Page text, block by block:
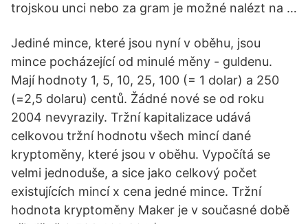
trojskou unci nebo za gram je možné nalézt na …
Jediné mince, které jsou nyní v oběhu, jsou
mince pocházející od minulé měny - guldenu.
Mají hodnoty 1, 5, 10, 25, 100 (= 1 dolar) a 250
(=2,5 dolaru) centů. Žádné nové se od roku
2004 nevyrazily. Tržní kapitalizace udává
celkovou tržní hodnotu všech mincí dané
kryptoměny, které jsou v oběhu. Vypočítá se
velmi jednoduše, a sice jako celkový počet
existujících mincí x cena jedné mince. Tržní
hodnota kryptoměny Maker je v současné době